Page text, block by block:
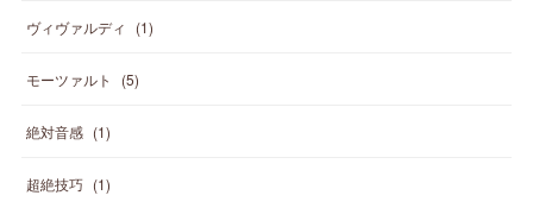
ヴィヴァルディ (1)
モーツァルト (5)
絶対音感 (1)
超絶技巧 (1)